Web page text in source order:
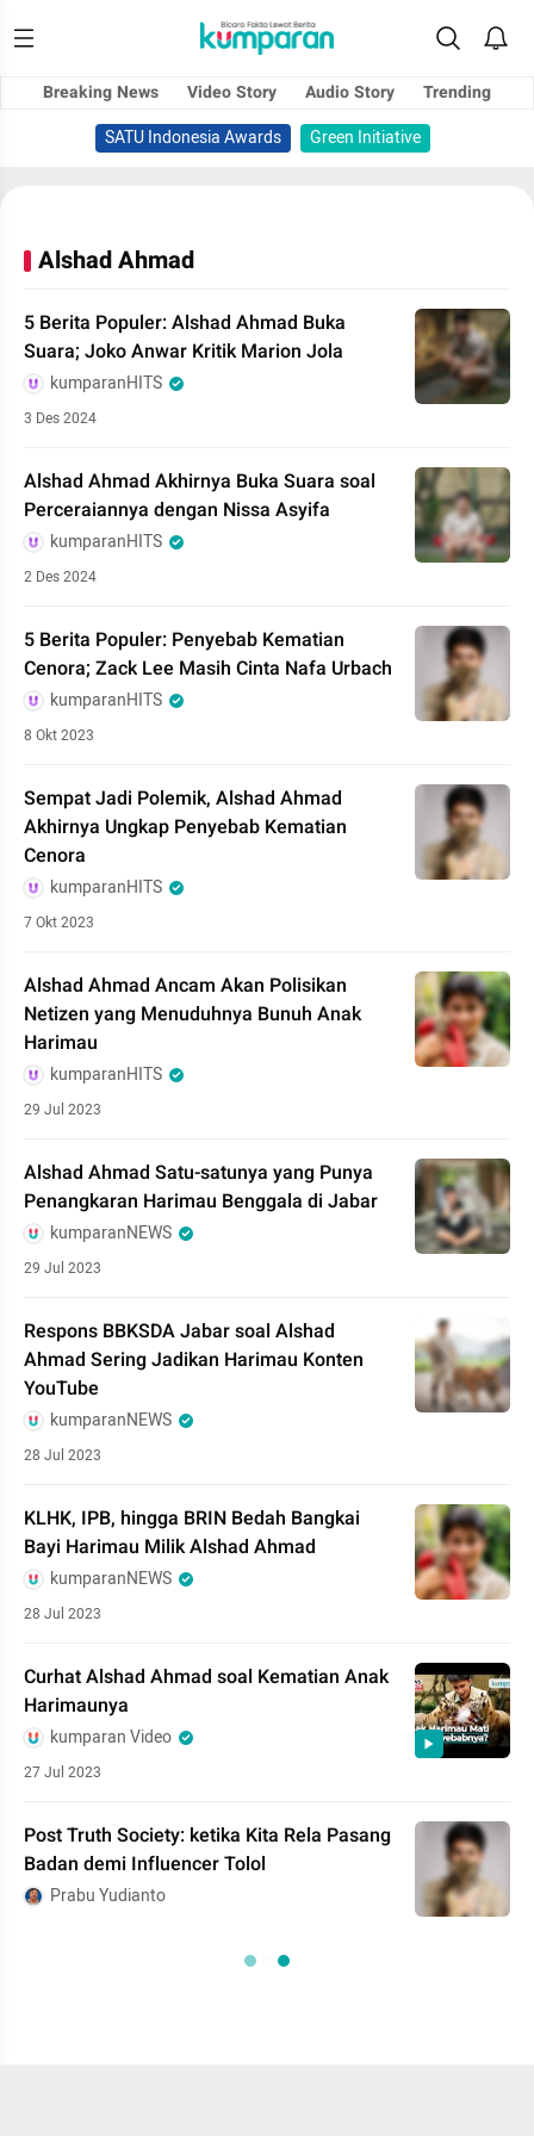
Breaking News Video Story Audio Story
Trending
SATU Indonesia Awards
Green Initiative
Alshad Ahmad
5 Berita Populer: Alshad Ahmad Buka
Suara; Joko Anwar Kritik Marion Jola
kumparanHITS
3 Des 2024
Alshad Ahmad Akhirnya Buka Suara soal
Perceraiannya dengan Nissa Asyifa
kumparanHITS
2 Des 2024
5 Berita Populer: Penyebab Kematian
Cenora; Zack Lee Masih Cinta Nafa Urbach
kumparanHITS
8 Okt 2023
Sempat Jadi Polemik, Alshad Ahmad
Akhirnya Ungkap Penyebab Kematian
Cenora
kumparanHITS
7 Okt 2023
Alshad Ahmad Ancam Akan Polisikan
Netizen yang Menuduhnya Bunuh Anak
Harimau
kumparanHITS
29 Jul 2023
Alshad Ahmad Satu-satunya yang Punya
Penangkaran Harimau Benggala di Jabar
kumparanNEWS
29 Jul 2023
Respons BBKSDA Jabar soal Alshad
Ahmad Sering Jadikan Harimau Konten
YouTube
kumparanNEWS
28 Jul 2023
KLHK, IPB, hingga BRIN Bedah Bangkai
Bayi Harimau Milik Alshad Ahmad
kumparanNEWS
28 Jul 2023
Curhat Alshad Ahmad soal Kematian Anak
Harimaunya
kumparan Video
27 Jul 2023
Post Truth Society: ketika Kita Rela Pasang
Badan demi Influencer Tolol
Prabu Yudianto